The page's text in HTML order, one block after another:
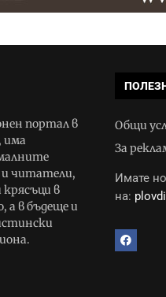
портал в
има
читатели,
крясъци в
а в бъдеще и
Общи
За
Имате
на: